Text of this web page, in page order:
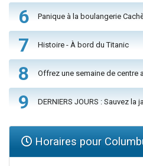
6 Panique à la boulangerie
7 Histoire - À bord du Titanic
8 Offrez une semaine de centre
9 DERNIERS JOURS : Sauvez la
Horaires pour